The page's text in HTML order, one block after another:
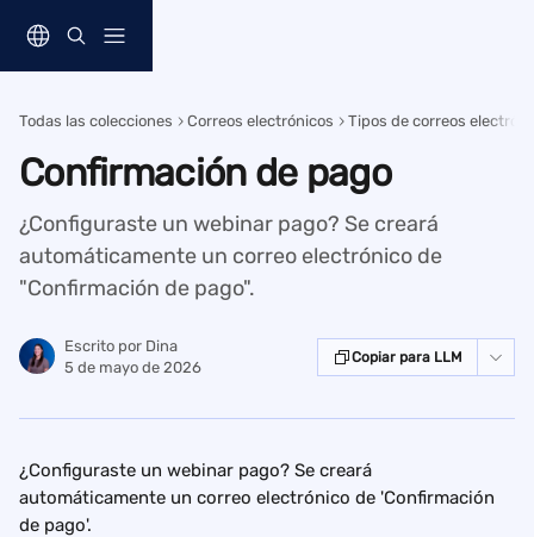
Todas las colecciones Correos electrónicos Tipos de correos
Confirmación de pago
¿Configuraste un webinar pago? Se creará
automáticamente un correo electrónico de
"Confirmación de pago".
Escrito por Dina
5 de mayo de 2026
Copiar para LLM
¿Configuraste un webinar pago? Se creará
automáticamente un correo electrónico de 'Confirmación
de pago'.